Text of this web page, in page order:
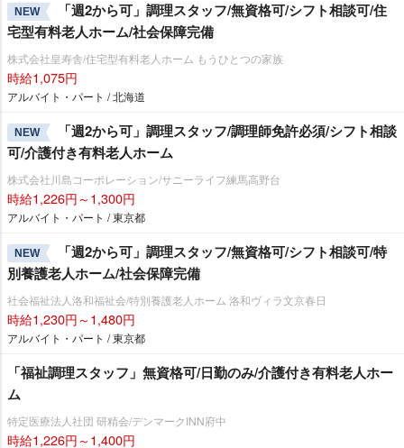
NEW
「週2から可」調理スタッフ/無資格可/シフト相談可/住
宅型有料老人ホーム/社会保障完備
株式会社皇寿舎/住宅型有料老人ホーム もうひとつの家族
時給1,075円
アルバイト・パート / 北海道
NEW
「週2から可」調理スタッフ/調理師免許必須/シフト相談
可/介護付き有料老人ホーム
株式会社川島コーポレーション/サニーライフ練馬高野台
時給1,226円～1,300円
アルバイト・パート / 東京都
NEW
「週2から可」調理スタッフ/無資格可/シフト相談可/特
別養護老人ホーム/社会保障完備
社会福祉法人洛和福祉会/特別養護老人ホーム 洛和ヴィラ文京春日
時給1,230円～1,480円
アルバイト・パート / 東京都
「福祉調理スタッフ」無資格可/日勤のみ/介護付き有料老人ホー
ム
特定医療法人社団 研精会/デンマークINN府中
時給1,226円～1,400円